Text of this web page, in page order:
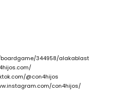
344958/alakablast
@con4hijos
con4hijos/